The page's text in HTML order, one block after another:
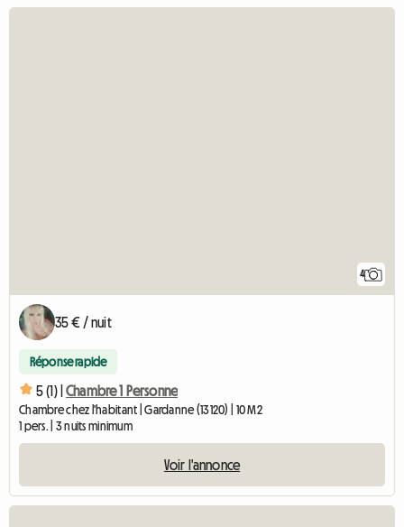
4
35 € / nuit
Réponse rapide
5 (1) | Chambre 1 Personne
Chambre chez l'habitant | Gardanne (13120) | 10 M2
1 pers. | 3 nuits minimum
Voir l'annonce